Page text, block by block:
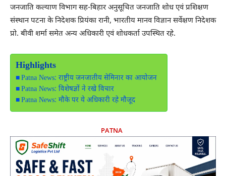
जनजाति कल्याण विभाग सह-बिहार अनुसूचित जनजाति शोध एवं प्रशिक्षण
संस्थान पटना के निदेशक प्रियंका रानी, भारतीय मानव विज्ञान सर्वेक्षण निदेशक
प्रो. बीवी शर्मा समेत अन्य अधिकारी एवं शोधकर्ता उपस्थित रहे.
Highlights
Patna News: राष्ट्रीय जनजातीय सेमिनार का आयोजन
Patna News: विशेषज्ञों ने रखे विचार
Patna News: मौके पर ये अधिकारी रहे मौजूद
PATNA